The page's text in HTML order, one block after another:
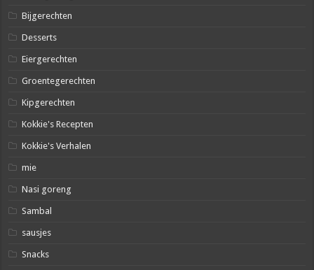
Bijgerechten
Desserts
Eiergerechten
Groentegerechten
Kipgerechten
Kokkie's Recepten
Kokkie's Verhalen
mie
Nasi goreng
Sambal
sausjes
Snacks